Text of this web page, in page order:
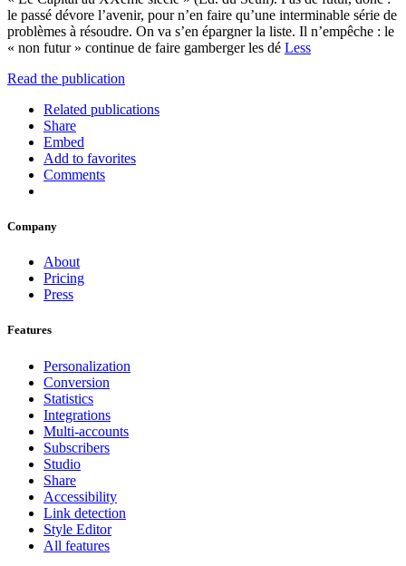
le passé dévore l’avenir, pour n’en faire qu’une interminable série de
problèmes à résoudre. On va s’en épargner la liste. Il n’empêche : le
« non futur » continue de faire gamberger les dé Less
Read the publication
Related publications
Share
Embed
Add to favorites
Comments
Company
About
Pricing
Press
Features
Personalization
Conversion
Statistics
Integrations
Multi-accounts
Subscribers
Studio
Share
Accessibility
Link detection
Style Editor
All features